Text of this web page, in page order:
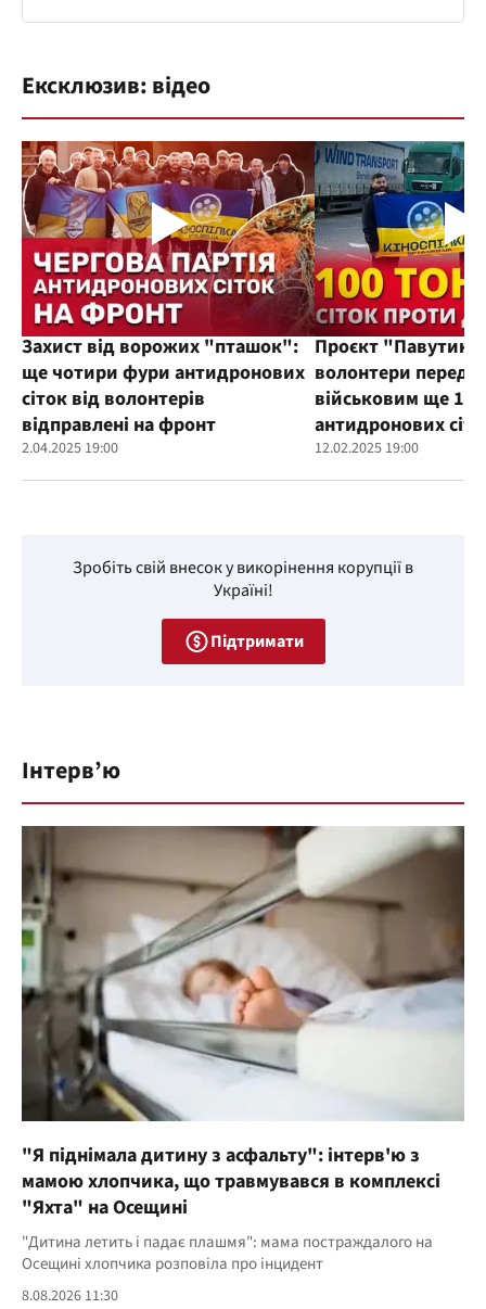
Ексклюзив: відео
Захист від ворожих "пташок":
ще чотири фури антидронових
сіток від волонтерів
відправлені на фронт
2.04.2025 19:00
Проєкт
волонтери
військовим ще
антидронових
12.02.2025 19:00
Зробіть свій внесок у викорінення корупції в
Україні!
Підтримати
Інтерв’ю
"Я піднімала дитину з асфальту": інтерв'ю з
мамою хлопчика, що травмувався в комплексі
"Яхта" на Осещині
"Дитина летить і падає плашмя": мама постраждалого на
Осещині хлопчика розповіла про інцидент
8.08.2026 11:30